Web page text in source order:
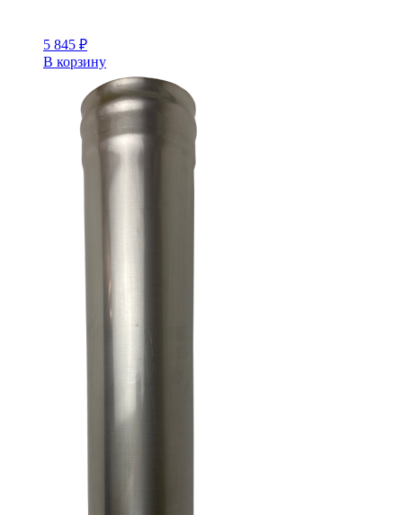
5 845 ₽
В корзину